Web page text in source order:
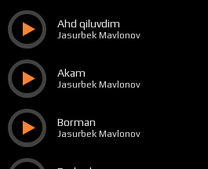
Ahd qiluvdim
Jasurbek Mavlonov
Akam
Jasurbek Mavlonov
Borman
Jasurbek Mavlonov